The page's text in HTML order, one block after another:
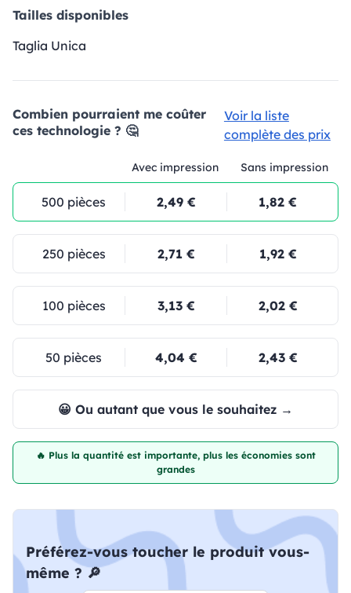
Tailles disponibles
Taglia Unica
Combien pourraient me coûter
ces technologie ? 🤔
Voir la liste
complète des prix
Avec impression Sans impression
500 pièces 2,49 € 1,82 €
250 pièces 2,71 € 1,92 €
100 pièces 3,13 € 2,02 €
50 pièces 4,04 € 2,43 €
😀 Ou autant que vous le souhaitez →
🔥 Plus la quantité est importante, plus les économies sont
grandes
Préférez-vous toucher le produit vous-
même ? 🔎